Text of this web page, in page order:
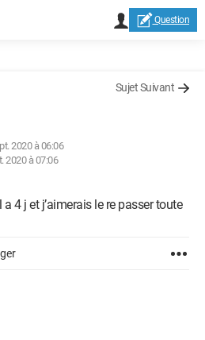
Question
Sujet Suivant
2020 à 06:06
2020 à 07:06
4 j et j’aimerais le re passer toute